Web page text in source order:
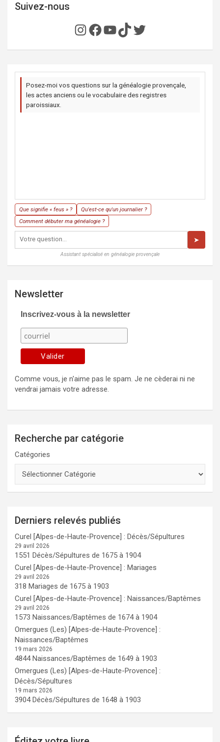
Suivez-nous
Instagram
Facebook
YouTube
TikTok
Twitter
Posez-moi vos questions sur la généalogie provençale,
les actes anciens ou le vocabulaire des registres
paroissiaux.
Que signifie « feus » ?
Qu'est-ce qu'un journalier ?
Comment débuter ma généalogie ?
➤
Assistant spécialisé en généalogie provençale
Newsletter
Inscrivez-vous à la newsletter
Comme vous, je n'aime pas le spam. Je ne cèderai ni ne
vendrai jamais votre adresse.
Recherche par catégorie
Catégories
Derniers relevés publiés
Curel [Alpes-de-Haute-Provence] : Décès/Sépultures
29 avril 2026
1551 Décès/Sépultures de 1675 à 1904
Curel [Alpes-de-Haute-Provence] : Mariages
29 avril 2026
318 Mariages de 1675 à 1903
Curel [Alpes-de-Haute-Provence] : Naissances/Baptêmes
29 avril 2026
1573 Naissances/Baptêmes de 1674 à 1904
Omergues (Les) [Alpes-de-Haute-Provence] :
Naissances/Baptêmes
19 mars 2026
4844 Naissances/Baptêmes de 1649 à 1903
Omergues (Les) [Alpes-de-Haute-Provence] :
Décès/Sépultures
19 mars 2026
3904 Décès/Sépultures de 1648 à 1903